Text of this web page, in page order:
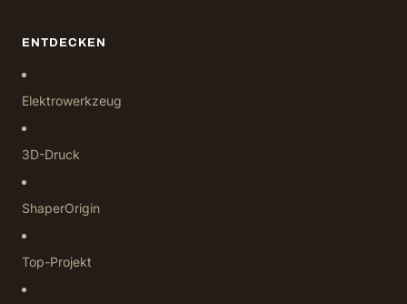
ENTDECKEN
Elektrowerkzeug
3D-Druck
ShaperOrigin
Top-Projekt